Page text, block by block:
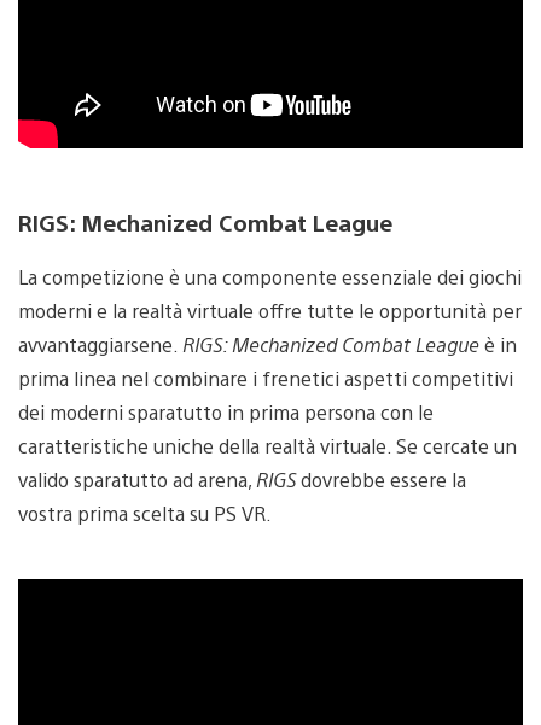
RIGS: Mechanized Combat League
La competizione è una componente essenziale dei giochi
moderni e la realtà virtuale offre tutte le opportunità per
avvantaggiarsene. RIGS: Mechanized Combat Leagueè in
prima linea nel combinare i frenetici aspetti competitivi
dei moderni sparatutto in prima persona con le
caratteristiche uniche della realtà virtuale. Se cercate un
valido sparatutto ad arena, RIGSdovrebbe essere la
vostra prima scelta su PS VR.